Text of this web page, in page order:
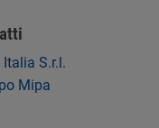
S.r.l.
Mipa